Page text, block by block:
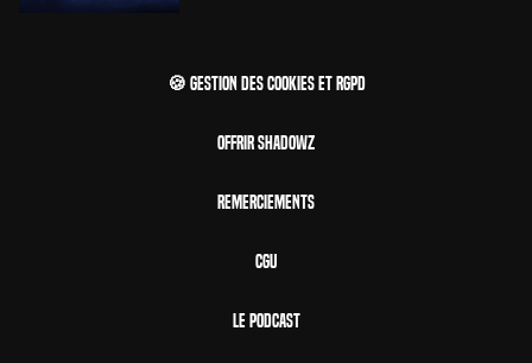
🍪 Gestion des cookies et RGPD
Offrir Shadowz
Remerciements
CGU
Le Podcast